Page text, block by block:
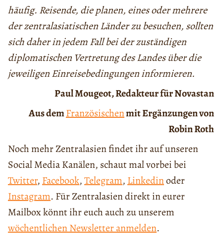
häufig. Reisende, die planen, eines oder mehrere
der zentralasiatischen Länder zu besuchen, sollten
sich daher in jedem Fall bei der zuständigen
diplomatischen Vertretung des Landes über die
jeweiligen Einreisebedingungen informieren.
Paul Mougeot, Redakteur für Novastan
Aus demFranzösischenmit Ergänzungen von
Robin Roth
Noch mehr Zentralasien findet ihr auf unseren
Social Media Kanälen, schaut mal vorbei bei
Twitter, Facebook,Telegram, Linkedinoder
Instagram. Für Zentralasien direkt in eurer
Mailbox könnt ihr euch auch zu unserem
wöchentlichen Newsletter anmelden.